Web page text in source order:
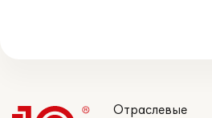
Отраслевые